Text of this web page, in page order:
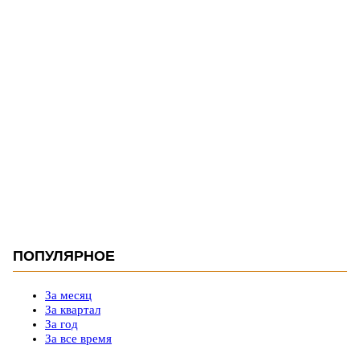
ПОПУЛЯРНОЕ
За месяц
За квартал
За год
За все время